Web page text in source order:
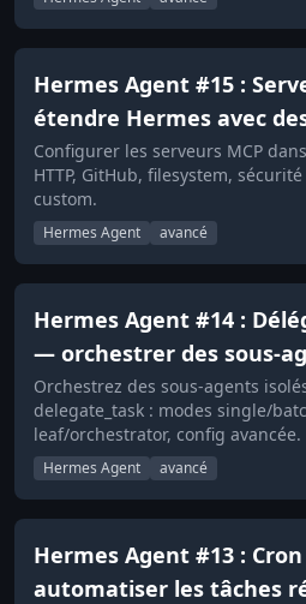
Hermes Agent #15 :
étendre Hermes avec
Configurer les serveurs MCP
HTTP, GitHub, filesystem,
custom.
Hermes Agent avancé
Hermes Agent #14 :
— orchestrer des sous-
Orchestrez des sous-agents
delegate_task : modes single/
leaf/orchestrator, config avancée.
Hermes Agent avancé
Hermes Agent #13 :
automatiser les tâches